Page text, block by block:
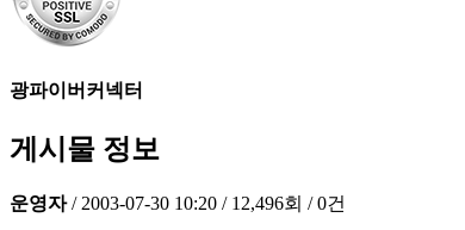
광파이버커넥터
게시물 정보
운영자 / 2003-07-30 10:20 / 12,496회 / 0건